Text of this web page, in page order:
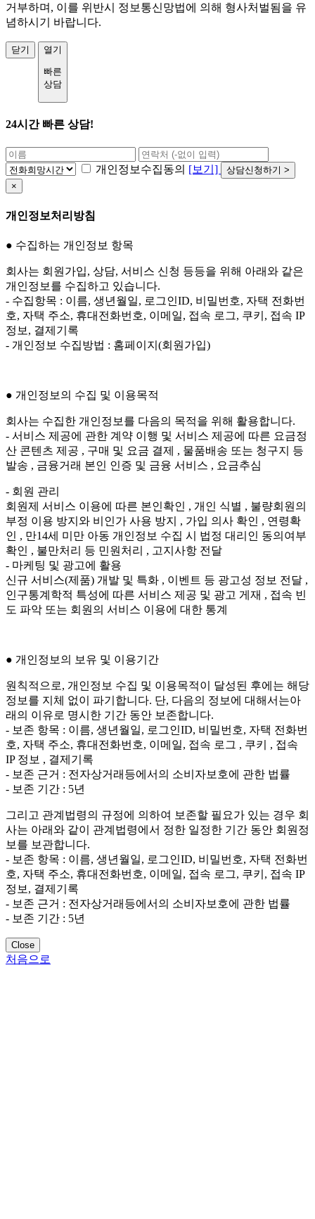
거부하며, 이를 위반시 정보통신망법에 의해 형사처벌됨을 유
념하시기 바랍니다.
닫기 열기
빠른
상담
24시간 빠른 상담!
개인정보수집동의 [보기]
상담신청하기 >
×
개인정보처리방침
● 수집하는 개인정보 항목
회사는 회원가입, 상담, 서비스 신청 등등을 위해 아래와 같은
개인정보를 수집하고 있습니다.
- 수집항목 : 이름, 생년월일, 로그인ID, 비밀번호, 자택 전화번
호, 자택 주소, 휴대전화번호, 이메일, 접속 로그, 쿠키, 접속 IP
정보, 결제기록
- 개인정보 수집방법 : 홈페이지(회원가입)
● 개인정보의 수집 및 이용목적
회사는 수집한 개인정보를 다음의 목적을 위해 활용합니다.
- 서비스 제공에 관한 계약 이행 및 서비스 제공에 따른 요금정
산 콘텐츠 제공 , 구매 및 요금 결제 , 물품배송 또는 청구지 등
발송 , 금융거래 본인 인증 및 금융 서비스 , 요금추심
- 회원 관리
회원제 서비스 이용에 따른 본인확인 , 개인 식별 , 불량회원의
부정 이용 방지와 비인가 사용 방지 , 가입 의사 확인 , 연령확
인 , 만14세 미만 아동 개인정보 수집 시 법정 대리인 동의여부
확인 , 불만처리 등 민원처리 , 고지사항 전달
- 마케팅 및 광고에 활용
신규 서비스(제품) 개발 및 특화 , 이벤트 등 광고성 정보 전달 ,
인구통계학적 특성에 따른 서비스 제공 및 광고 게재 , 접속 빈
도 파악 또는 회원의 서비스 이용에 대한 통계
● 개인정보의 보유 및 이용기간
원칙적으로, 개인정보 수집 및 이용목적이 달성된 후에는 해당
정보를 지체 없이 파기합니다. 단, 다음의 정보에 대해서는아
래의 이유로 명시한 기간 동안 보존합니다.
- 보존 항목 : 이름, 생년월일, 로그인ID, 비밀번호, 자택 전화번
호, 자택 주소, 휴대전화번호, 이메일, 접속 로그 , 쿠키 , 접속
IP 정보 , 결제기록
- 보존 근거 : 전자상거래등에서의 소비자보호에 관한 법률
- 보존 기간 : 5년
그리고 관계법령의 규정에 의하여 보존할 필요가 있는 경우 회
사는 아래와 같이 관계법령에서 정한 일정한 기간 동안 회원정
보를 보관합니다.
- 보존 항목 : 이름, 생년월일, 로그인ID, 비밀번호, 자택 전화번
호, 자택 주소, 휴대전화번호, 이메일, 접속 로그, 쿠키, 접속 IP
정보, 결제기록
- 보존 근거 : 전자상거래등에서의 소비자보호에 관한 법률
- 보존 기간 : 5년
Close
처음으로